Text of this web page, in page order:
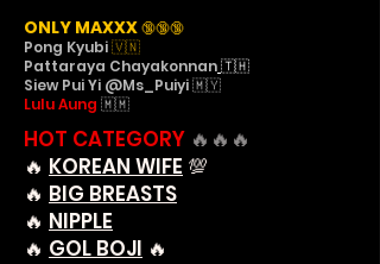
ONLY MAXXX🔞🔞🔞
Pong Kyubi🇻🇳
Pattaraya Chayakonnan🇹🇭
Siew Pui Yi @Ms_Puiyi 🇲🇾
Lulu Aung 🇲🇲
HOT CATEGORY 🔥🔥🔥
🔥 KOREAN WIFE 💯
🔥 BIG BREASTS
🔥 NIPPLE
🔥 GOL BOJI 🔥